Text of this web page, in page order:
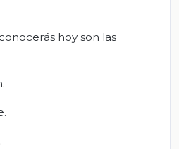
hoy son las